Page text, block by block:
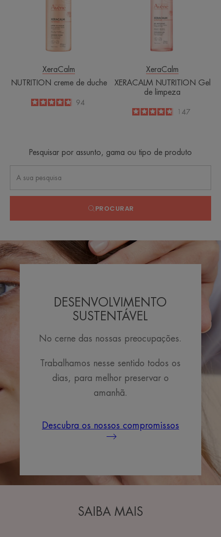
XeraCalm
NUTRITION creme de duche
4.8
/
5
94
limpeza
XeraCalm
XERACALM NUTRITION Gel
de limpeza
4.8
/5147
Pesquisar por assunto, gama ou tipo de produto
PROCURAR
DESENVOLVIMENTO
SUSTENTÁVEL
No cerne das nossas preocupações.
Trabalhamos nesse sentido todos os
dias, para melhor preservar o
amanhã.
Descubra os nossos compromissos
SAIBA MAIS